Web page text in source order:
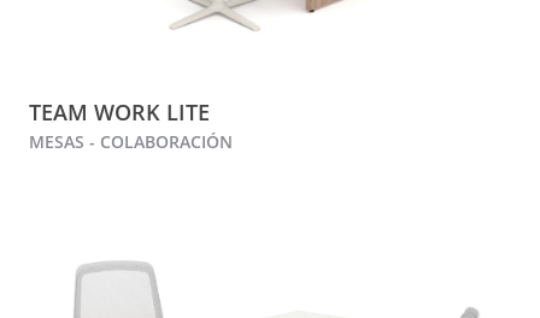
TEAM WORK LITE
MESAS - COLABORACIÓN